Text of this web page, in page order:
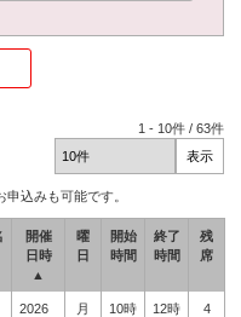
1 - 10件 /63件
込みも可能です。
開催
日時
▲
曜
日
開始
時間
終了
時間
残
席
2026
月
10時
12時
4